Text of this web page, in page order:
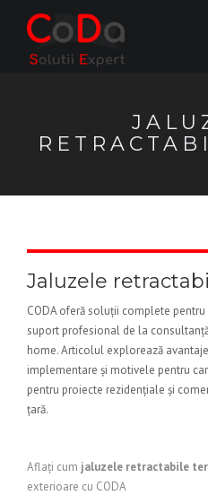
Jaluzele
CODA oferă soluții complete
suport profesional de la
home. Articolul explorează
implementare și motivele pentru
pentru proiecte rezidențiale și
țară.
Aflați cum jaluzele retractabile
exterioare cu CODA